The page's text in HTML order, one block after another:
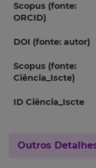
Scopus (fonte:
ORCID)
DOI (fonte: autor)
Scopus (fonte:
Ciência_Iscte)
ID Ciência_Iscte
Outros